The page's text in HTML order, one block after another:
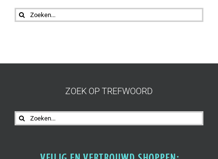
Zoeken
naar:
ZOEK OP TREFWOORD
Zoeken
naar: